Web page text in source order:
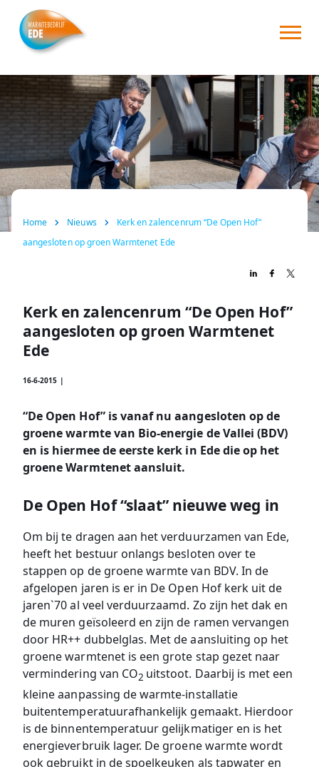
Home
Over ons
Consument
Zakelijk
Home Nieuws
Kerk en zalencenrum “De Open Hof”
aangesloten op groen Warmtenet Ede
Kerk en zalencenrum “De Open Hof”
aangesloten op groen Warmtenet
Ede
16-6-2015 |
“De Open Hof” is vanaf nu aangesloten op de
groene warmte van Bio-energie de Vallei (BDV)
en is hiermee de eerste kerk in Ede die op het
groene Warmtenet aansluit.
De Open Hof “slaat” nieuwe weg in
Om bij te dragen aan het verduurzamen van Ede,
heeft het bestuur onlangs besloten over te
stappen op de groene warmte van BDV. In de
afgelopen jaren is er in De Open Hof kerk uit de
jaren`70 al veel verduurzaamd. Zo zijn het dak en
de muren geïsoleerd en zijn de ramen vervangen
door HR++ dubbelglas. Met de aansluiting op het
groene warmtenet is een grote stap gezet naar
vermindering van CO2 uitstoot. Daarbij is met een
kleine aanpassing de warmte-installatie
buitentemperatuurafhankelijk gemaakt. Hierdoor
is de binnentemperatuur gelijkmatiger en is het
energieverbruik lager. De groene warmte wordt
ook gebruikt in de spoelkeuken als tapwater en